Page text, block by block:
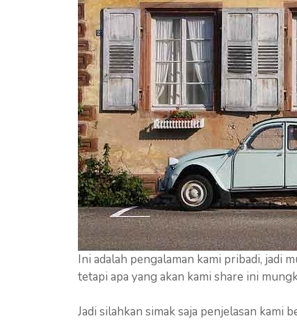
Ini adalah pengalaman kami pribadi, jadi
tetapi apa yang akan kami share ini
Jadi silahkan simak saja penjelasan kami